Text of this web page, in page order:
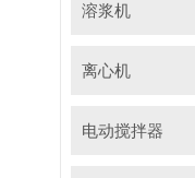
溶浆机
离心机
电动搅拌器